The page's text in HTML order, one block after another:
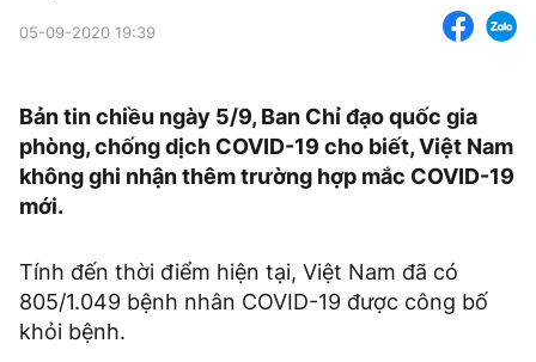
05-09-2020 19:39
Bản tin chiều ngày 5/9, Ban Chỉ đạo quốc gia
phòng, chống dịch COVID-19 cho biết, Việt Nam
không ghi nhận thêm trường hợp mắc COVID-19
mới.
Tính đến thời điểm hiện tại, Việt Nam đã có
805/1.049 bệnh nhân COVID-19 được công bố
khỏi bệnh.